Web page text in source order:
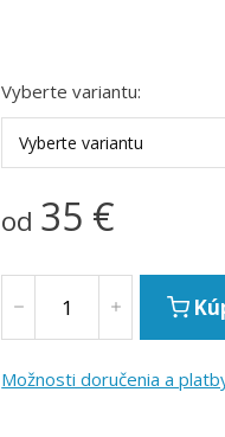
Vyberte variantu:
Vyberte variantu
od 35 €
Možnosti doručenia a